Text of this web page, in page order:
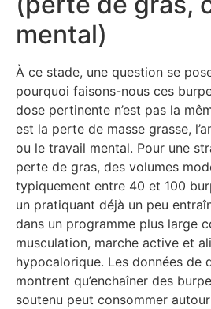
mental)
À ce stade, une question se
pourquoi faisons-nous ces
dose pertinente n’est pas la
est la perte de masse grasse,
ou le travail mental. Pour une
perte de gras, des volumes
typiquement entre 40 et 100
un pratiquant déjà un peu
dans un programme plus large
musculation, marche active et
hypocalorique. Les données de
montrent qu’enchaîner des
soutenu peut consommer